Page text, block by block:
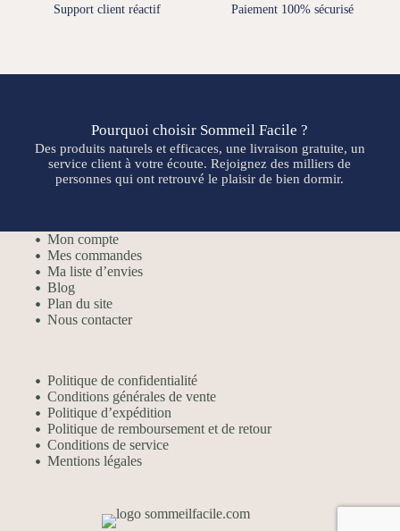
Support client réactif Paiement 100% sécurisé
Pourquoi choisir Sommeil Facile ?
Des produits naturels et efficaces, une livraison gratuite, un
service client à votre écoute. Rejoignez des milliers de
personnes qui ont retrouvé le plaisir de bien dormir.
Mon compte
Mes commandes
Ma liste d’envies
Blog
Plan du site
Nous contacter
Politique de confidentialité
Conditions générales de vente
Politique d’expédition
Politique de remboursement et de retour
Conditions de service
Mentions légales